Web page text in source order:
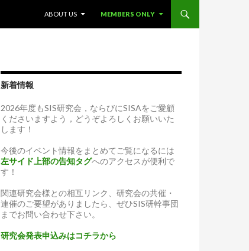
ABOUT US
MEMBERS ONLY
新着情報
2026年度もSIS研究会，ならびにSISAをご愛顧
くださいますよう，どうぞよろしくお願いいた
します！
今後のイベント情報をまとめてご覧になるには
左サイド上部の告知タグへのアクセスが便利で
す！
関連研究会様との相互リンク、研究会の共催・
連催のご要望がありましたら、ぜひSIS研幹事団
までお問い合わせ下さい。
研究会発表申込みはコチラから